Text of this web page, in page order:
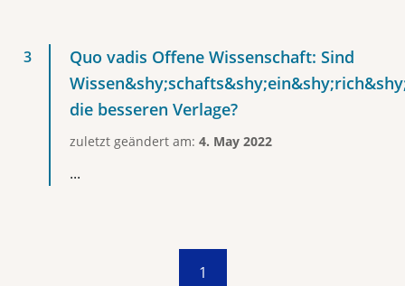
Quo vadis Offene Wissenschaft: Sind
die besseren Verlage?
zuletzt geändert am: 4. May 2022
...
1